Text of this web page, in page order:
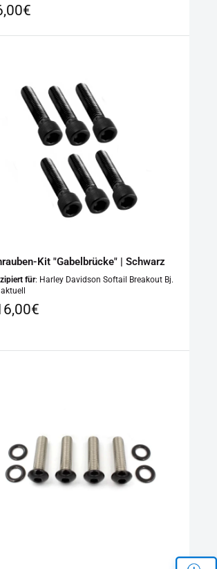
Kit "Gabelbrücke" | Schwarz
für: Harley Davidson Softail Breakout Bj.